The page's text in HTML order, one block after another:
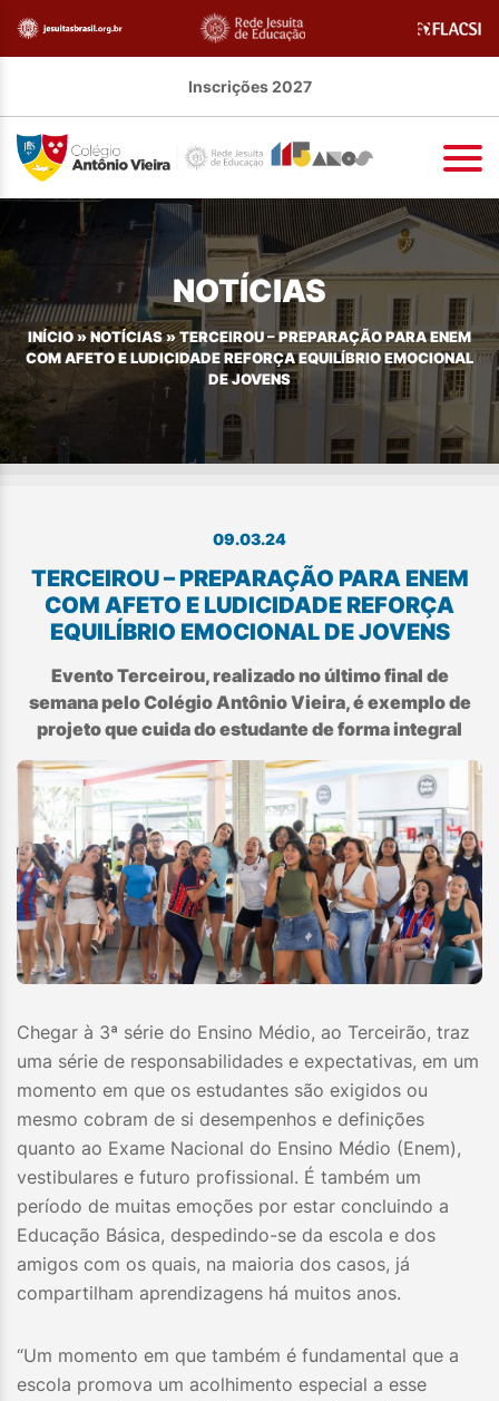
Inscrições 2027
NOTÍCIAS
INÍCIO » NOTÍCIAS»TERCEIROU – PREPARAÇÃO PARA ENEM
COM AFETO E LUDICIDADE REFORÇA EQUILÍBRIO EMOCIONAL
DE JOVENS
09.03.24
TERCEIROU – PREPARAÇÃO PARA ENEM
COM AFETO E LUDICIDADE REFORÇA
EQUILÍBRIO EMOCIONAL DE JOVENS
Evento Terceirou, realizado no último final de
semana pelo Colégio Antônio Vieira, é exemplo de
projeto que cuida do estudante de forma integral
Chegar à 3ª série do Ensino Médio, ao Terceirão, traz
uma série de responsabilidades e expectativas, em um
momento em que os estudantes são exigidos ou
mesmo cobram de si desempenhos e definições
quanto ao Exame Nacional do Ensino Médio (Enem),
vestibulares e futuro profissional. É também um
período de muitas emoções por estar concluindo a
Educação Básica, despedindo-se da escola e dos
amigos com os quais, na maioria dos casos, já
compartilham aprendizagens há muitos anos.
“Um momento em que também é fundamental que a
escola promova um acolhimento especial a esse